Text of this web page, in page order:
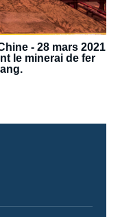
- 28 mars 2021
le minerai de fer